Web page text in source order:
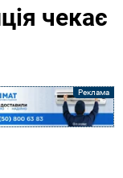
чекає